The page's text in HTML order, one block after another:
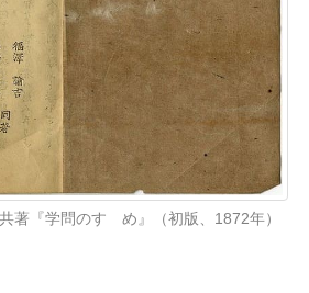
著『学問のすゝめ』（初版、1872年）